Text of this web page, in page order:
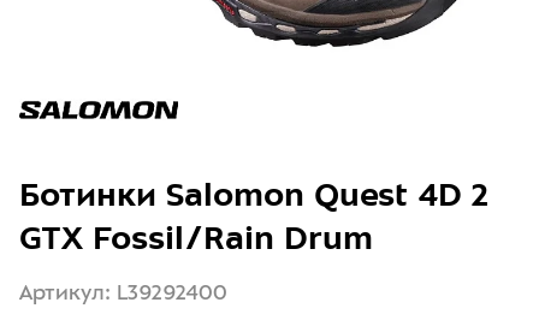
Ботинки Salomon Quest 4D 2
GTX Fossil/Rain Drum
Артикул: L39292400